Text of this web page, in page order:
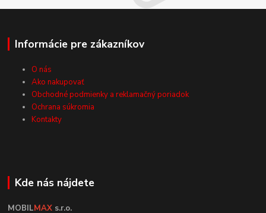
Informácie pre zákazníkov
O nás
Ako nakupovať
Obchodné podmienky a reklamačný poriadok
Ochrana súkromia
Kontakty
Kde nás nájdete
MOBILMAX s.r.o.